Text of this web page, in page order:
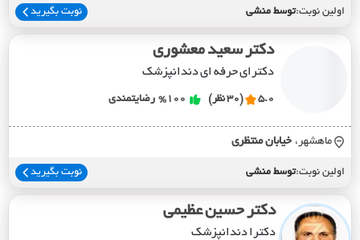
اولین نوبت:توسط منشی نوبت بگیرید
دکتر سعید معشوری
دکترای حرفه ای دندانپزشک
5.0 (30 نظر) %100 رضایتمندی
ماهشهر، خيابان منتظري
اولین نوبت:توسط منشی نوبت بگیرید
دکتر حسین عظیمی
دکترا دندانپزشک